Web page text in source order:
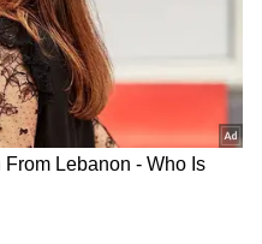
தெரிஞ்சா
உப்பு